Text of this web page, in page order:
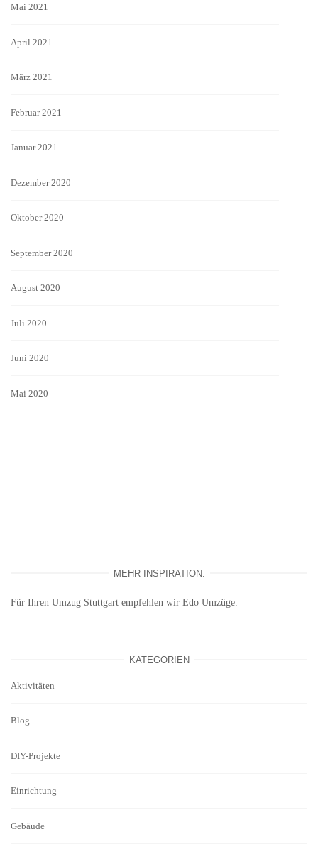
Mai 2021
April 2021
März 2021
Februar 2021
Januar 2021
Dezember 2020
Oktober 2020
September 2020
August 2020
Juli 2020
Juni 2020
Mai 2020
MEHR INSPIRATION:
Für Ihren Umzug Stuttgart empfehlen wir Edo Umzüge.
KATEGORIEN
Aktivitäten
Blog
DIY-Projekte
Einrichtung
Gebäude